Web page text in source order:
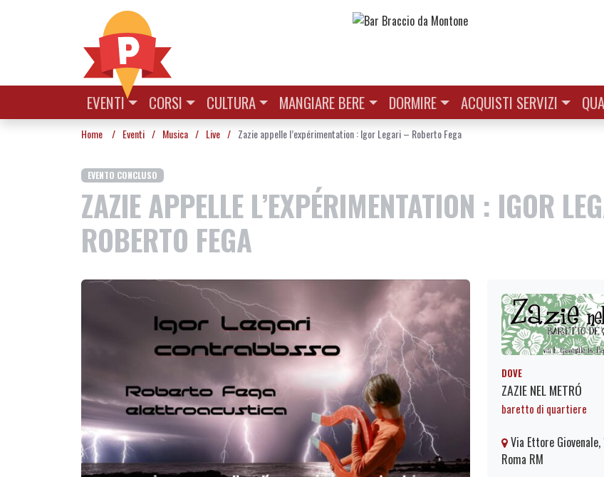
EVENTI CORSI CULTURA MANGIARE BERE DORMIRE ACQUISTI SERVIZI
Home / Eventi / Musica / Live / Zazie appelle l’expérimentation : Igor Legari – Roberto Fega
EVENTO CONCLUSO
ZAZIE APPELLE L’EXPÉRIMENTATION : IGOR
ROBERTO FEGA
DOVE
ZAZIE NEL METRÓ
baretto di quartiere
Via Ettore
Roma RM